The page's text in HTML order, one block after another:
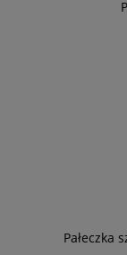
Pałeczka